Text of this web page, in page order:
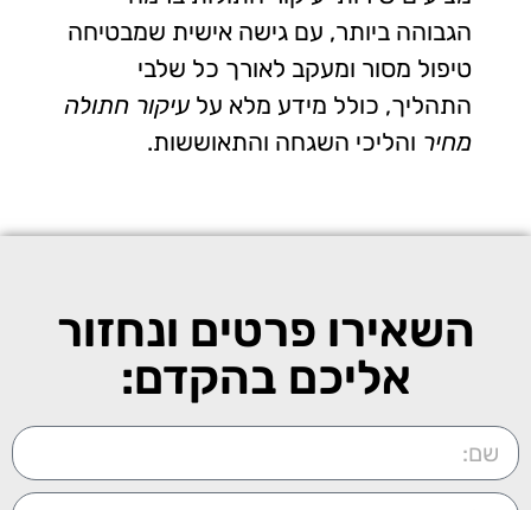
הגבוהה ביותר, עם גישה אישית שמבטיחה
טיפול מסור ומעקב לאורך כל שלבי
התהליך, כולל מידע מלא על עיקור חתולה
מחיר והליכי השגחה והתאוששות.
השאירו פרטים ונחזור
אליכם בהקדם: